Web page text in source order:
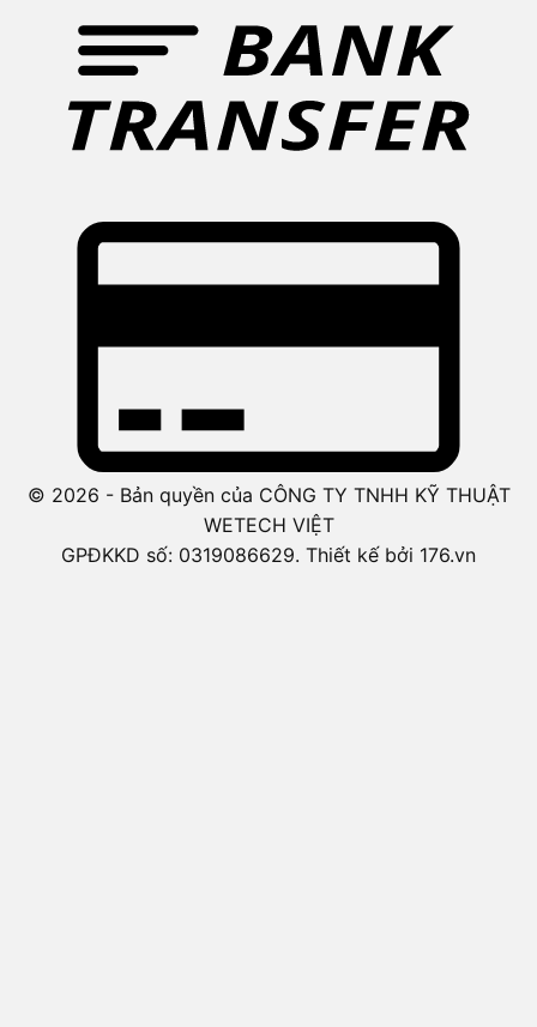
© 2026 - Bản quyền của CÔNG TY TNHH KỸ THUẬT
WETECH VIỆT
GPĐKKD số: 0319086629. Thiết kế bởi 176.vn